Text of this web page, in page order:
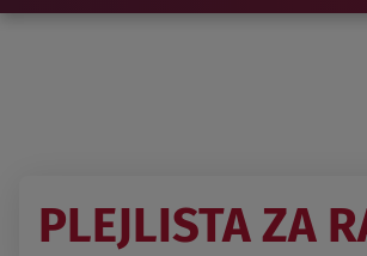
PLEJLISTA ZA